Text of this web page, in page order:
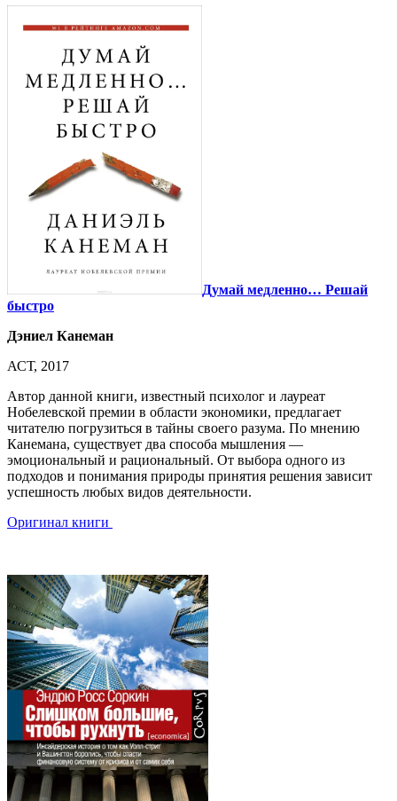
Думай медленно… Решай
быстро
Дэниел Канеман
АСТ, 2017
Автор данной книги, известный психолог и лауреат
Нобелевской премии в области экономики, предлагает
читателю погрузиться в тайны своего разума. По мнению
Канемана, существует два способа мышления —
эмоциональный и рациональный. От выбора одного из
подходов и понимания природы принятия решения зависит
успешность любых видов деятельности.
Оригинал книги